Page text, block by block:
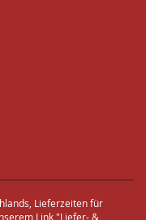
Lieferzeiten für
Link "Liefer- &